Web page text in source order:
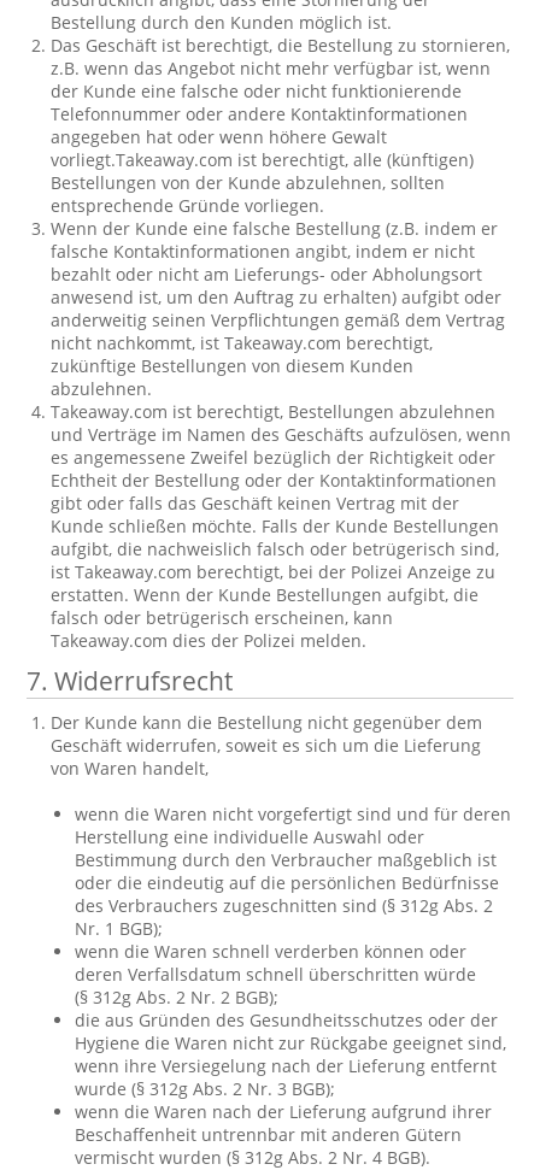
Bestellung durch den Kunden möglich ist.
Das Geschäft ist berechtigt, die Bestellung zu stornieren,
z.B. wenn das Angebot nicht mehr verfügbar ist, wenn
der Kunde eine falsche oder nicht funktionierende
Telefonnummer oder andere Kontaktinformationen
angegeben hat oder wenn höhere Gewalt
vorliegt.Takeaway.com ist berechtigt, alle (künftigen)
Bestellungen von der Kunde abzulehnen, sollten
entsprechende Gründe vorliegen.
Wenn der Kunde eine falsche Bestellung (z.B. indem er
falsche Kontaktinformationen angibt, indem er nicht
bezahlt oder nicht am Lieferungs- oder Abholungsort
anwesend ist, um den Auftrag zu erhalten) aufgibt oder
anderweitig seinen Verpflichtungen gemäß dem Vertrag
nicht nachkommt, ist Takeaway.com berechtigt,
zukünftige Bestellungen von diesem Kunden
abzulehnen.
Takeaway.com ist berechtigt, Bestellungen abzulehnen
und Verträge im Namen des Geschäfts aufzulösen, wenn
es angemessene Zweifel bezüglich der Richtigkeit oder
Echtheit der Bestellung oder der Kontaktinformationen
gibt oder falls das Geschäft keinen Vertrag mit der
Kunde schließen möchte. Falls der Kunde Bestellungen
aufgibt, die nachweislich falsch oder betrügerisch sind,
ist Takeaway.com berechtigt, bei der Polizei Anzeige zu
erstatten. Wenn der Kunde Bestellungen aufgibt, die
falsch oder betrügerisch erscheinen, kann
Takeaway.com dies der Polizei melden.
7. Widerrufsrecht
Der Kunde kann die Bestellung nicht gegenüber dem
Geschäft widerrufen, soweit es sich um die Lieferung
von Waren handelt,
wenn die Waren nicht vorgefertigt sind und für deren
Herstellung eine individuelle Auswahl oder
Bestimmung durch den Verbraucher maßgeblich ist
oder die eindeutig auf die persönlichen Bedürfnisse
des Verbrauchers zugeschnitten sind (§ 312g Abs. 2
Nr. 1 BGB);
wenn die Waren schnell verderben können oder
deren Verfallsdatum schnell überschritten würde
(§ 312g Abs. 2 Nr. 2 BGB);
die aus Gründen des Gesundheitsschutzes oder der
Hygiene die Waren nicht zur Rückgabe geeignet sind,
wenn ihre Versiegelung nach der Lieferung entfernt
wurde (§ 312g Abs. 2 Nr. 3 BGB);
wenn die Waren nach der Lieferung aufgrund ihrer
Beschaffenheit untrennbar mit anderen Gütern
vermischt wurden (§ 312g Abs. 2 Nr. 4 BGB).